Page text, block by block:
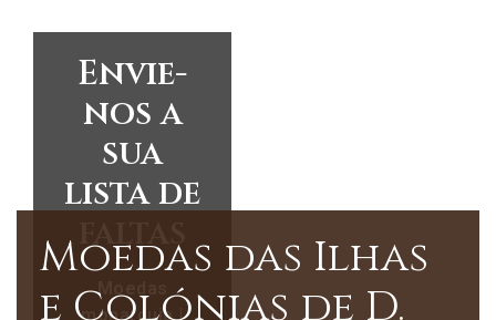
Envie-
nos a
sua
lista de
faltas
Moedas
monarquia |
Moedas das Ilhas
e Colónias de D.